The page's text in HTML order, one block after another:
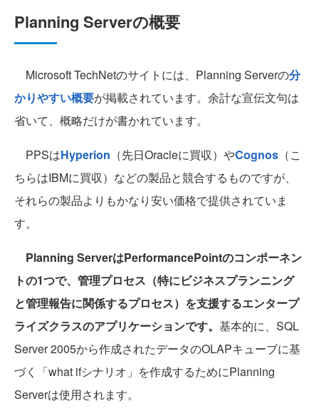
Planning Serverの概要
Microsoft TechNetのサイトには、Planning Serverの分
かりやすい概要が掲載されています。余計な宣伝文句は
省いて、概略だけが書かれています。
PPSはHyperion （先日Oracleに買収）やCognos （こ
ちらはIBMに買収）などの製品と競合するものですが、
それらの製品よりもかなり安い価格で提供されていま
す。
Planning ServerはPerformancePointのコンポーネン
トの1つで、管理プロセス（特にビジネスプランニング
と管理報告に関係するプロセス）を支援するエンタープ
ライズクラスのアプリケーションです。 基本的に、SQL
Server 2005から作成されたデータのOLAPキューブに基
づく「what ifシナリオ」を作成するためにPlanning
Serverは使用されます。